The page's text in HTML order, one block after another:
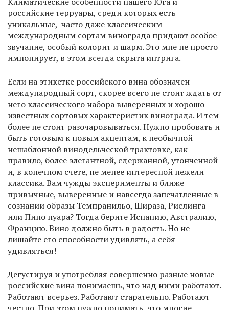
российские терруары, среди которых есть
уникальные, часто даже классическим
международным сортам винограда придают особое
звучание, особый колорит и шарм. Это мне не просто
импонирует, в этом всегда скрыта интрига.
Если на этикетке российского вина обозначен
международный сорт, скорее всего не стоит ждать от
него классического набора выверенных и хорошо
известных сортовых характеристик винограда. И тем
более не стоит разочаровываться. Нужно пробовать и
быть готовым к новым акцентам, к необычной
нешаблонной винодельческой трактовке, как
правило, более элегантной, сдержанной, утонченной
и, в конечном счете, не менее интересной нежели
классика. Вам чужды эксперименты и ближе
привычные, выверенные и навсегда запечатленные в
сознании образы Темпранильо, Шираза, Рислинга
или Пино нуара? Тогда берите Испанию, Австралию,
Францию. Вино должно быть в радость. Но не
лишайте его способности удивлять, а себя
удивляться!
Дегустируя и употребляя совершенно разные новые
российские вина понимаешь, что над ними работают.
Работают всерьез. Работают старательно. Работают